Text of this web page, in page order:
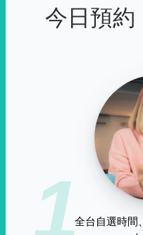
今日預約
1全台自選時間